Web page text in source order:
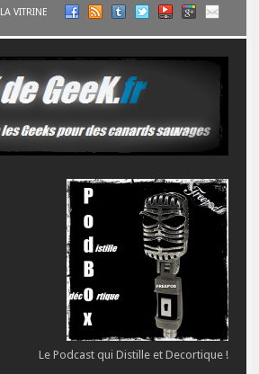
LA VITRINE
Le Podcast qui Distille et Decortique !